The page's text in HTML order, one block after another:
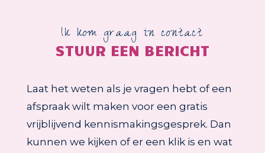
Ik kom graag in contact
STUUR EEN BERICHT
Laat het weten als je vragen hebt of een
afspraak wilt maken voor een gratis
vrijblijvend kennismakingsgesprek. Dan
kunnen we kijken of er een klik is en wat